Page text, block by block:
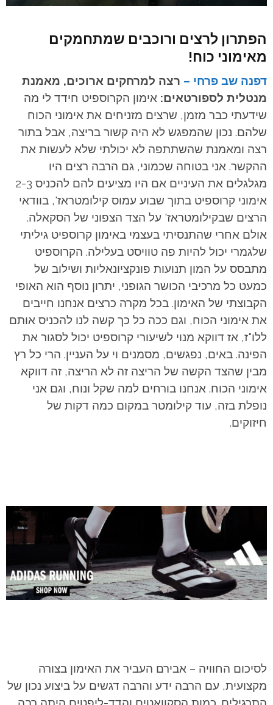
הפתרון לרצים ורוכבים שמתחמקים
מאימוני כוח!
דפנה שב פרחי – רצה למרחקים ארוכים, מאמנת
מנטלית לספורטאים: אימון הקרוספיט חידד לי מה
שידעתי כבר מזמן, שרצים מזניחים את אימוני הכוח
שלהם. נכון שהמפגש לא היה קשור בריצה, אבל בתור
רצה ומאמנת שהשתתפה לא יכולתי שלא לעשות את
ההקשר. אני בטוחה שכמוני, גם הרבה רצים היו
מגלגלים את העיניים אם היו מציעים להם להכניס 2-3
אימוני קרוספיט בתוך שבוע עמוס קילומטראז', בוודאי
הרצים שבקילומטראז' על הצד הצפוני של הסקאלה.
אולם אחרי שהתנסיתי בעצמי באימון קרוספיט גיליתי
שלגמרי יכול להיות פה טוויסט בעלילה. הקרוספיט
מתבסס על המון תנועות פונקציונאליות ושילוב של
כמעט כל מרכיבי הכושר הגופני, יתרון נוסף הוא האופי
הקבוצתי של האימון. בכל מקרה כרצים אנחנו חייבים
את אימוני הכוח, וגם ככה כל כך קשה לנו להכניס אותם
ללו"ז, אז דווקא מנוי לשיעורי קרוספיט יכול לסגור את
הפינה. באים, נפגשים, מסמנים וי על העניין. הרי כל רץ
מבין שהצד הקשה של הריצה זה לא הריצה, זה דווקא
אימוני הכוח. אנחנו בורחים למה שקל ונוח, וגם אני
נופלת בזה, עוד קילומטר במקום כמה דקות של
חיזוקים.
לסיכום החוויה – אבירם העביר את האימון בצורה
מקצועית, עם הרבה ידע והרבה דגשים על ביצוע נכון של